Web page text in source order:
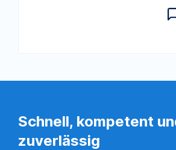
Schnell, kompetent
zuverlässig